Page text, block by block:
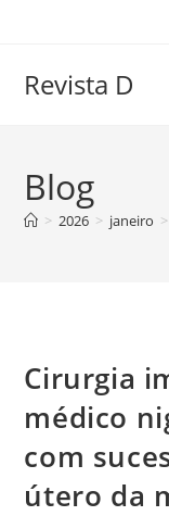
conteúdo
Revista D
Blog
> 2026 > janeiro >
Cirurgia
médico
com
útero da